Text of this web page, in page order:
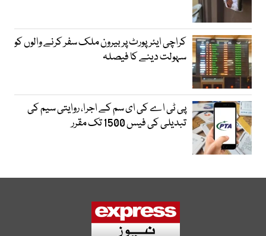
کراچی ایئرپورٹ پر بیرون ملک سفر کرنے والوں کو
سہولت دینے کا فیصلہ
پی ٹی اے کی ای سم کے اجرا، روایتی سیم کی
تبدیلی کی فیس 1500 تک مقرر